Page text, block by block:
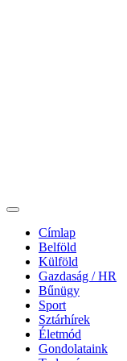
Címlap
Belföld
Külföld
Gazdaság / HR
Bűnügy
Sport
Sztárhírek
Életmód
Gondolataink